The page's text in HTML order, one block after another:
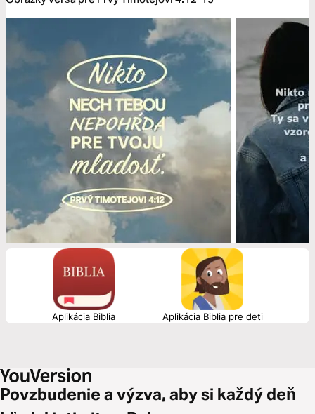
Aplikácia Biblia Aplikácia Biblia pre deti
Povzbudenie a výzva, aby si každý deň